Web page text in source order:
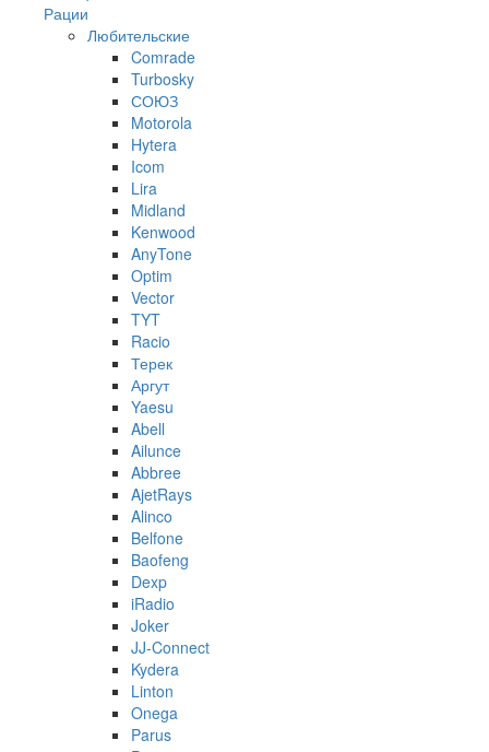
Рации
Любительские
Comrade
Turbosky
СОЮЗ
Motorola
Hytera
Icom
Lira
Midland
Kenwood
AnyTone
Optim
Vector
TYT
Racio
Терек
Аргут
Yaesu
Abell
Ailunce
Abbree
AjetRays
Alinco
Belfone
Baofeng
Dexp
iRadio
Joker
JJ-Connect
Kydera
Linton
Onega
Parus